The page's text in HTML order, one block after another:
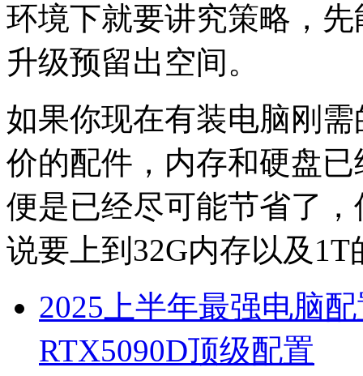
环境下就要讲究策略，
升级预留出空间。
如果你现在有装电脑刚
价的配件，内存和硬盘
便是已经尽可能节省了
说要上到32G内存以及
2025上半年最强电脑
RTX5090D顶级配置